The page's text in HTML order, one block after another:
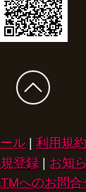
ル 利用規約
登録| お知
へのお問合